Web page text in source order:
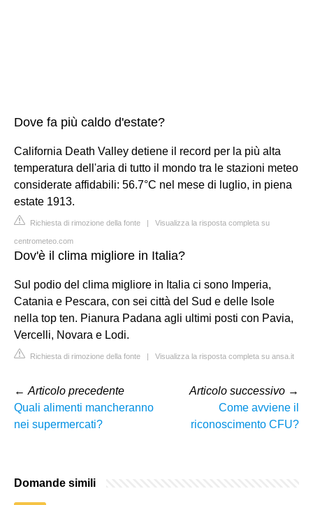
Dove fa più caldo d'estate?
California Death Valley detiene il record per la più alta
temperatura dell'aria di tutto il mondo tra le stazioni meteo
considerate affidabili: 56.7°C nel mese di luglio, in piena
estate 1913.
Richiesta di rimozione della fonte | Visualizza la risposta completa su
centrometeo.com
Dov'è il clima migliore in Italia?
Sul podio del clima migliore in Italia ci sono Imperia,
Catania e Pescara, con sei città del Sud e delle Isole
nella top ten. Pianura Padana agli ultimi posti con Pavia,
Vercelli, Novara e Lodi.
Richiesta di rimozione della fonte | Visualizza la risposta completa su ansa.it
← Articolo precedente
Quali alimenti mancheranno
nei supermercati?
Articolo successivo →
Come avviene il
riconoscimento CFU?
Domande simili